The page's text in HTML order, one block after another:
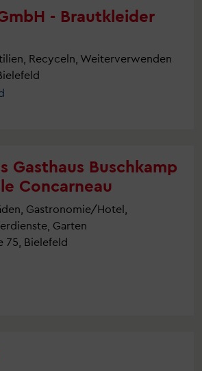
- Brautkleider
Recyceln, Weiterverwenden
Gasthaus Buschkamp
Concarneau
Gastronomie/Hotel,
Garten
75, Bielefeld